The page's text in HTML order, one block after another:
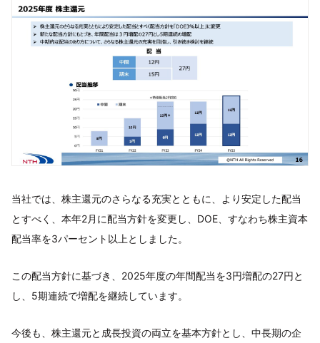
当社では、株主還元のさらなる充実とともに、より安定した配当
とすべく、本年2月に配当方針を変更し、DOE、すなわち株主資本
配当率を3パーセント以上としました。
この配当方針に基づき、2025年度の年間配当を3円増配の27円と
し、5期連続で増配を継続しています。
今後も、株主還元と成長投資の両立を基本方針とし、中長期の企